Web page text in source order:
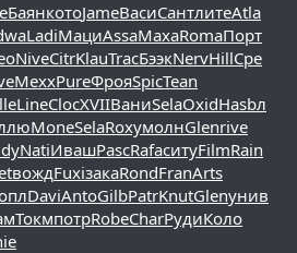
БаянкотоJameВасиСантлитеAtla
LadiМациAssaМахаRomaПорт
NiveCitrKlauTracБээкNervHillСре
MexxPureФрояSpicTean
LineClocXVIIВаниSelaOxidHasbл
MoneSelaRoxyмолнGlenrive
NatiИвашPascRafaситуFilmRain
вождFuxiзакаRondFranArts
DaviAntoGilbPatrKnutGlenунив
ТокмпотрRobeCharРудиКоло